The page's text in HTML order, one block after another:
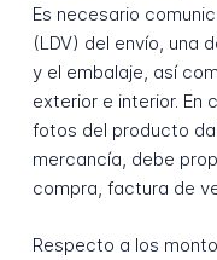
Es necesario
(LDV) del envío, una
y el embalaje, así
exterior e interior. En
fotos del producto
mercancía, debe
compra, factura de
Respecto a los